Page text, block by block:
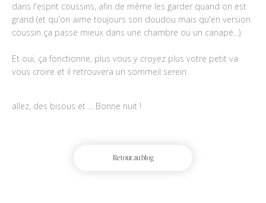
dans l'esprit coussins, afin de même les garder quand on est
grand (et qu'on aime toujours son doudou mais qu'en version
coussin ça passe mieux dans une chambre ou un canapé...).
Et oui, ça fonctionne, plus vous y croyez plus votre petit va
vous croire et il retrouvera un sommeil serein.
allez, des bisous et ... Bonne nuit !
Retour au blog